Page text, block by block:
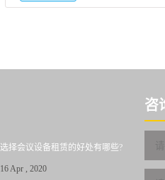
选择会议设备租赁的好处有哪些?
16Apr , 2020
咨